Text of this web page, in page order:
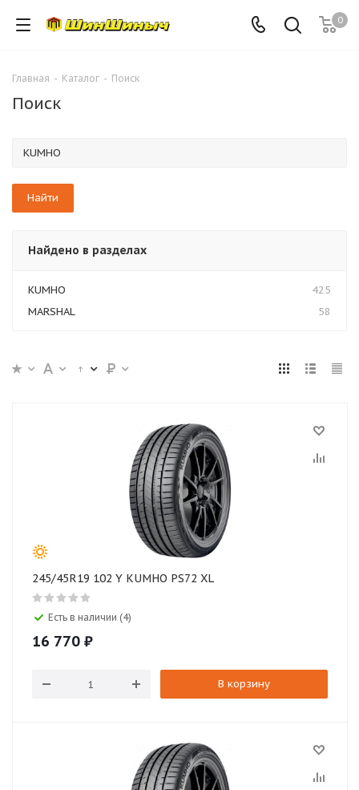
0
Главная - Каталог - Поиск
Поиск
Найдено в разделах
KUMHO
425
MARSHAL
58
245/45R19 102 Y KUMHO PS72 XL
Есть в наличии (4)
16 770 ₽
В корзину